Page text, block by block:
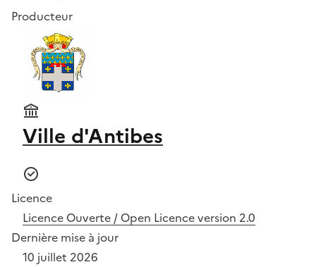
Producteur
Ville d'Antibes
Licence
Licence Ouverte / Open Licence version 2.0
Dernière mise à jour
10 juillet 2026